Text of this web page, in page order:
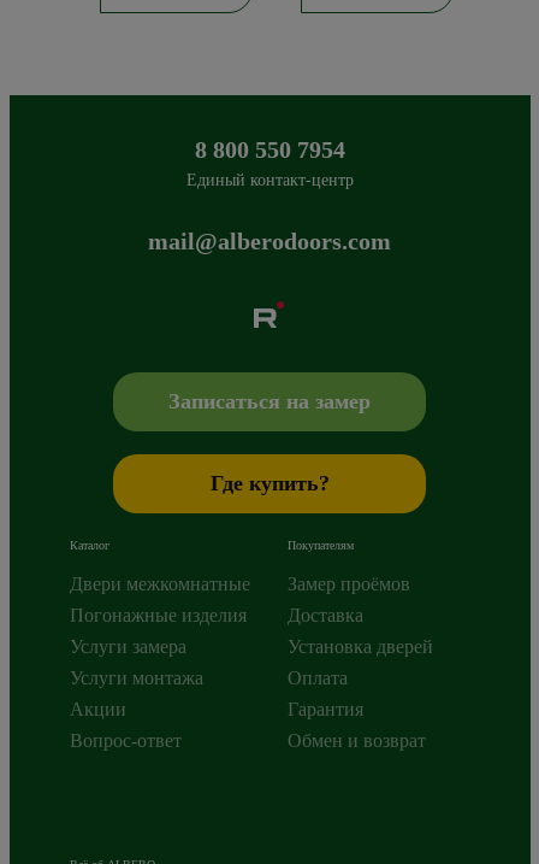
8 800 550 7954
Единый контакт-центр
mail@alberodoors.com
+7 800 765 43 42,mail@alberodoors.com
Записаться на замер
Где купить?
Каталог
Двери межкомнатные
Погонажные изделия
Услуги замера
Услуги монтажа
Акции
Вопрос-ответ
Покупателям
Замер проёмов
Доставка
Установка дверей
Оплата
Гарантия
Обмен и возврат